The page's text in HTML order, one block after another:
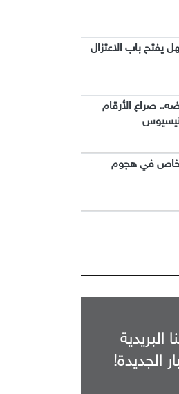
يفتح باب الاعتزال
صراع الأرقام
مقتل 5 أشخاص في هجوم
الجديدة!